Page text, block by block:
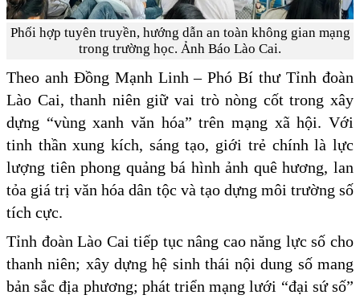
Phối hợp tuyên truyền, hướng dẫn an toàn không gian mạng
trong trường học. Ảnh Báo Lào Cai.
Theo anh Đồng Mạnh Linh – Phó Bí thư Tỉnh đoàn
Lào Cai, thanh niên giữ vai trò nòng cốt trong xây
dựng “vùng xanh văn hóa” trên mạng xã hội. Với
tinh thần xung kích, sáng tạo, giới trẻ chính là lực
lượng tiên phong quảng bá hình ảnh quê hương, lan
tỏa giá trị văn hóa dân tộc và tạo dựng môi trường số
tích cực.
Tỉnh đoàn Lào Cai tiếp tục nâng cao năng lực số cho
thanh niên; xây dựng hệ sinh thái nội dung số mang
bản sắc địa phương; phát triển mạng lưới “đại sứ số”